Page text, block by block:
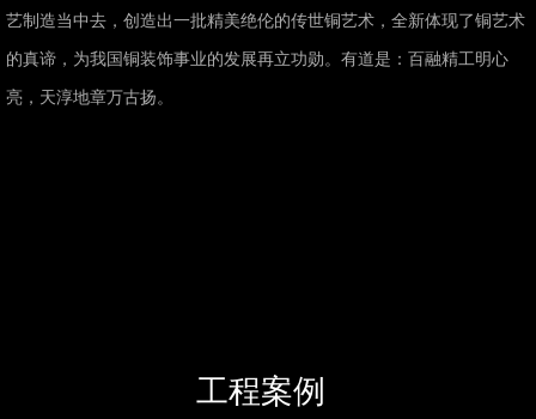
艺制造当中去，创造出一批精美绝伦的传世铜艺术，全新体现了铜艺术
的真谛，为我国铜装饰事业的发展再立功勋。有道是：百融精工明心
亮，天淳地章万古扬。
工程案例